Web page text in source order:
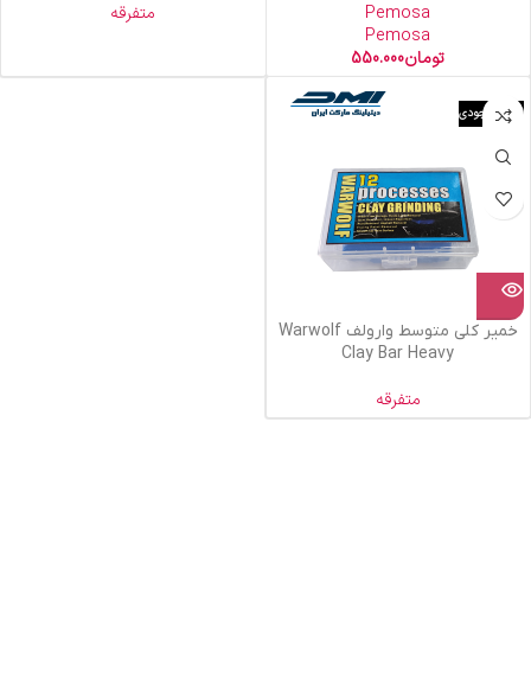
Pemosa
Pemosa
تومان550.000
متفرقه
اتمام موجودی
خمیر کلی متوسط وارولف Warwolf
Clay Bar Heavy
متفرقه